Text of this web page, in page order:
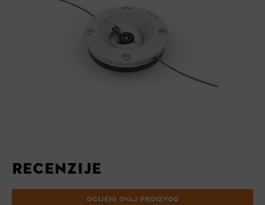
RECENZIJE
OCIJENI OVAJ PROIZVOD